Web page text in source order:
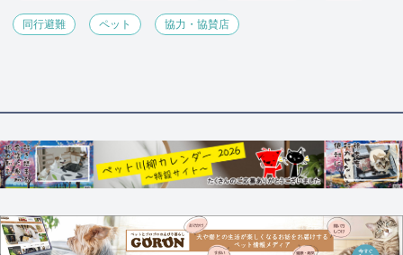
同行避難 ペット 協力・協賛店